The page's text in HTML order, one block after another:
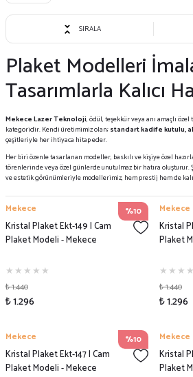
SIRALA
Plaket Modelleri
Tasarımlarla Kalıcı
Mekece Lazer Teknoloji, ödül, teşekkür veya anı amaçlı
kategoridir. Kendi üretimimiz olan;standart kadife kutulu,
çeşitleriyle her ihtiyaca hitap eder.
Her biri özenle tasarlanan modeller, baskılı ve kişiye özel
törenlerinde veya özel günlerde unutulmaz bir hatıra oluşturur.
ve estetik görünümleriyle modellerimiz, hem prestij hem de
%10
Mekece
Kristal Plaket Ekt-149 | Cam
Plaket Modeli - Mekece
₺ 1.440
₺ 1.296
Mekece
Kristal
Plaket
₺ 1.440
₺ 1.296
%10
Mekece
Kristal Plaket Ekt-147 | Cam
Plaket Modeli - Mekece
Mekece
Kristal
Plaket